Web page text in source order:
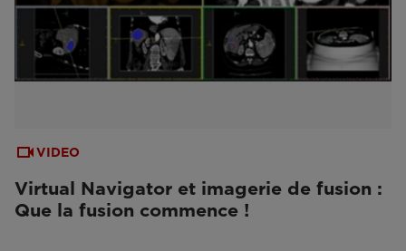
VIDEO
Virtual Navigator et imagerie de fusion :
Que la fusion commence !